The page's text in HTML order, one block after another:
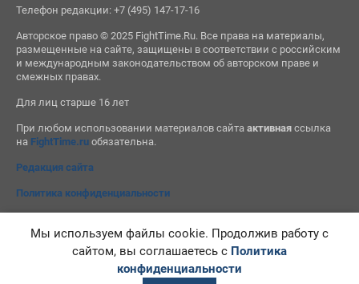
Телефон редакции: +7 (495) 147-17-16
Авторское право © 2025 FightTime.Ru. Все права на материалы,
размещенные на сайте, защищены в соответствии с российским
и международным законодательством об авторском праве и
смежных правах.
Для лиц старше 16 лет
При любом использовании материалов сайта активнаяссылка
на FightTime.ruобязательна.
Редакция сайта
Политика конфиденциальности
Мы используем файлы cookie. Продолжив работу с
сайтом, вы соглашаетесь с Политика
конфиденциальности